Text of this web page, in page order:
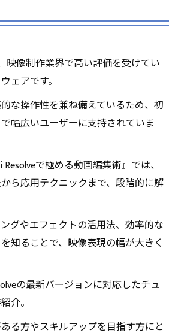
映像制作業界で高い評価を受けてい
ェアです。
な操作性を兼ね備えているため、初
幅広いユーザーに支持されていま
で極める動画編集術』では、
ら応用テクニックまで、段階的に解
グやエフェクトの活用法、効率的な
知ることで、映像表現の幅が大きく
の最新バージョンに対応したチュ
介。
る方やスキルアップを目指す方にと